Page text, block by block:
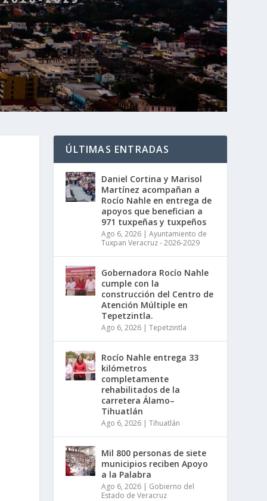
ÚLTIMAS ENTRADAS
Daniel Cortina y Marisol
Martínez acompañan a
Rocío Nahle en entrega de
apoyos que benefician a
971 tuxpeñas y tuxpeños
Ago 6, 2026 |Ayuntamiento de
Tuxpan Veracruz - 2026-2029
Gobernadora Rocío Nahle
cumple con la
construcción del Centro de
Atención Múltiple en
Tepetzintla.
Ago 6, 2026 |Tepetzintla
Rocío Nahle entrega 33
kilómetros
completamente
rehabilitados de la
carretera Álamo–
Tihuatlán
Ago 6, 2026 |Tihuatlán
Mil 800 personas de siete
municipios reciben Apoyo
a la Palabra
Ago 6, 2026 | Gobierno del
Estado de Veracruz